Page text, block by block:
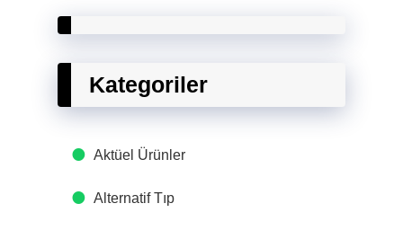
Kategoriler
Aktüel Ürünler
Alternatif Tıp